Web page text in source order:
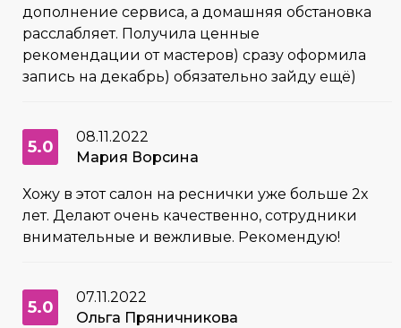
дополнение сервиса, а домашняя обстановка
расслабляет. Получила ценные
рекомендации от мастеров) сразу оформила
запись на декабрь) обязательно зайду ещё)
5.0
08.11.2022
Мария Ворсина
Хожу в этот салон на реснички уже больше 2х
лет. Делают очень качественно, сотрудники
внимательные и вежливые. Рекомендую!
5.0
07.11.2022
Ольга Пряничникова